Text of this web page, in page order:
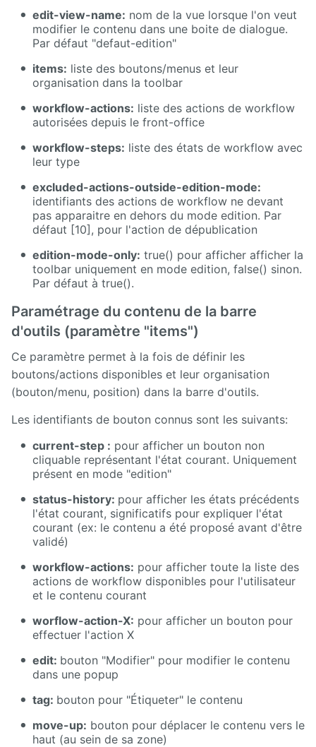
</xsl:choose>
</xsl:if>
</xsl:template>
edit-view-name: nom de la vue lorsque l'on veut
modifier le contenu dans une boite de dialogue.
Par défaut "defaut-edition"
items: liste des boutons/menus et leur
organisation dans la toolbar
workflow-actions: liste des actions de workflow
autorisées depuis le front-office
workflow-steps: liste des états de workflow avec
leur type
excluded-actions-outside-edition-mode:
identifiants des actions de workflow ne devant
pas apparaitre en dehors du mode edition. Par
défaut [10], pour l'action de dépublication
edition-mode-only: true() pour afficher afficher la
toolbar uniquement en mode edition, false() sinon.
Par défaut à true().
Paramétrage du contenu de la barre
d'outils (paramètre "items")
Ce paramètre permet à la fois de définir les
boutons/actions disponibles et leur organisation
(bouton/menu, position) dans la barre d'outils.
Les identifiants de bouton connus sont les suivants:
current-step : pour afficher un bouton non
cliquable représentant l'état courant. Uniquement
présent en mode "edition"
status-history: pour afficher les états précédents
l'état courant, significatifs pour expliquer l'état
courant (ex: le contenu a été proposé avant d'être
validé)
workflow-actions: pour afficher toute la liste des
actions de workflow disponibles pour l'utilisateur
et le contenu courant
worflow-action-X: pour afficher un bouton pour
effectuer l'action X
edit: bouton "Modifier" pour modifier le contenu
dans une popup
tag: bouton pour "Étiqueter" le contenu
move-up: bouton pour déplacer le contenu vers le
haut (au sein de sa zone)